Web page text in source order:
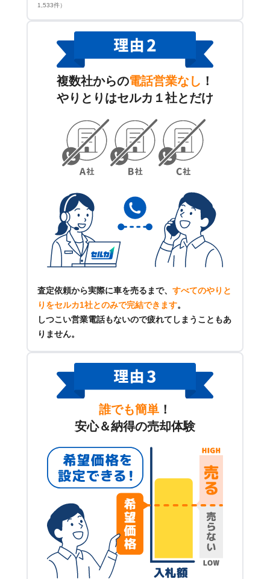
1,533件）
複数社からの電話営業なし ！
やりとりはセルカ１社とだけ
査定依頼から実際に車を売るまで、 すべてのやりと
りをセルカ1社とのみで完結できます。
しつこい営業電話もないので疲れてしまうこともあ
りません。
誰でも簡単 ！
安心＆納得の売却体験